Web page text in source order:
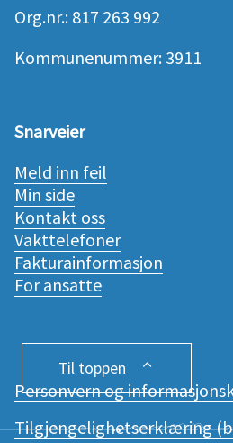
Org.nr.: 817 263 992
Kommunenummer: 3911
Snarveier
Meld inn feil
Min side
Kontakt oss
Vakttelefoner
Fakturainformasjon
For ansatte
Personvern og
Tilgjengelighetserklæring
Til toppen